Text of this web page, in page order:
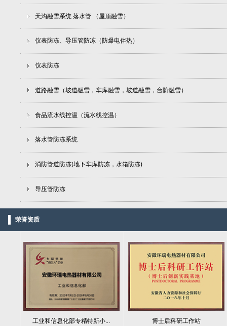
天沟融雪系统 落水管 （屋顶融雪）
仪表防冻、导压管防冻（防爆电伴热）
仪表防冻
道路融雪（坡道融雪，车库融雪，坡道融雪，台阶融雪）
食品流水线控温（流水线控温）
落水管防冻系统
消防管道防冻(地下车库防冻，水箱防冻)
导压管防冻
荣誉资质
工业和信息化部专精特新小... 博士后科研工作站